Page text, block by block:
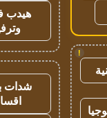
!
هيدب
شدات